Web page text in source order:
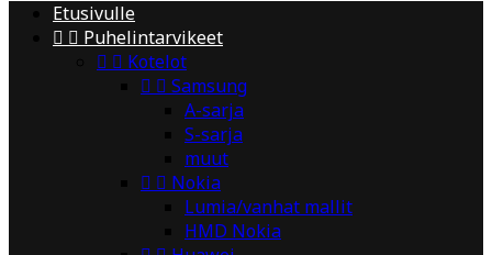
Etusivulle
  Puhelintarvikeet
  Kotelot
  Samsung
A-sarja
S-sarja
muut
  Nokia
Lumia/vanhat mallit
HMD Nokia